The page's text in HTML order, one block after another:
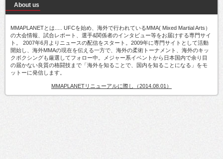
About us
MMAPLANETとは..... UFCを始め、海外で行われているMMA( Mixed Martial Arts）
の大会情報、試合レポート、選手&関係者のインタビュー等をお届けする専門サイ
ト。 2007年6月よりニュースの配信をスタート。2009年に専門サイトとして活動
開始し、海外MMAの現在を伝える一方で、海外の柔術トーナメント、海外のキッ
クボクシングも厳選してフォロー中。メジャー系イベントから日本国内で余り目
の届かない良質の格闘技まで「海外を知ることで、国内を知ることになる」をモ
ットーに発信します。
MMAPLANETリニューアルに際し（2014.08.01）